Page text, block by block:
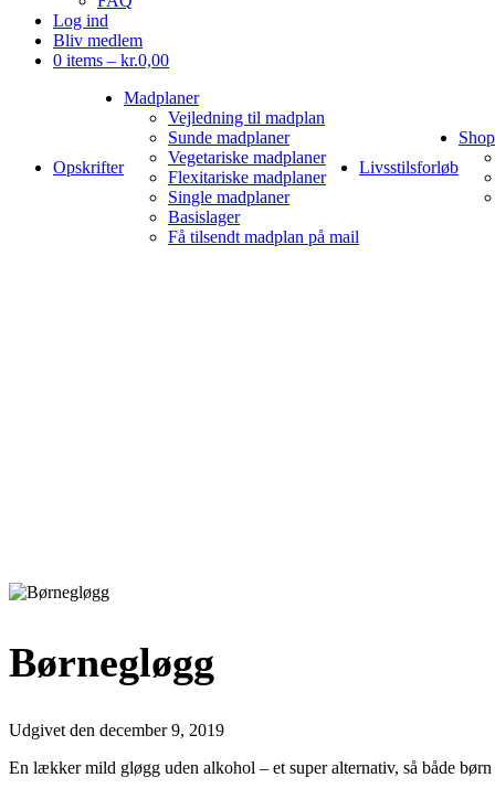
Log ind
Bliv medlem
0 items – kr.0,00
Opskrifter
Madplaner
Vejledning til madplan
Sunde madplaner
Vegetariske madplaner
Flexitariske madplaner
Single madplaner
Basislager
Få tilsendt madplan på mail
Livsstilsforløb
Shop
Børnegløgg
Udgivet den december 9, 2019
En lækker mild gløgg uden alkohol – et super alternativ, så både